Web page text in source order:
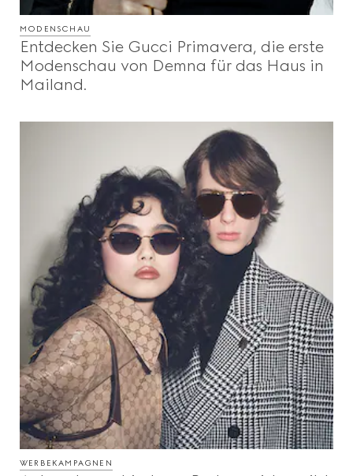
MODENSCHAU
Entdecken Sie Gucci Primavera, die erste
Modenschau von Demna für das Haus in
Mailand.
WERBEKAMPAGNEN